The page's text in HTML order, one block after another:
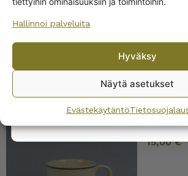
Hallinnoi palveluita
Hyväksy
Näytä asetukset
Evästekäytäntö
SAMANKALTAISET
Arabia
15,00€
By subscribing to the newsletter, you consent to
privacy policy.